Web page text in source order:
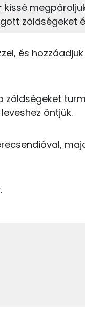
4%
Szénhidrát
3%
C
kissé
zöldségeket
és
zöldségeket
öntjük.